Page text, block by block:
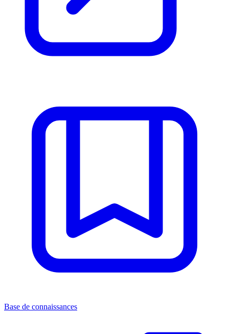
Base de connaissances